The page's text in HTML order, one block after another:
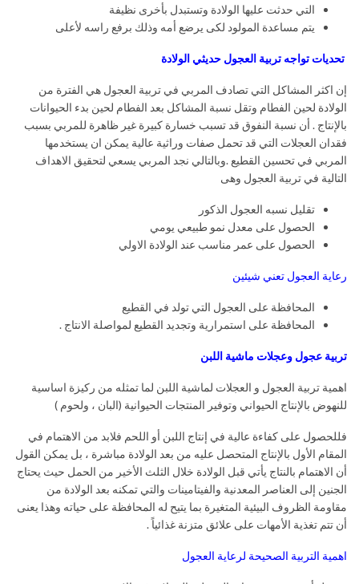
التي حدثت عليها الولادة وتستبدل بأخرى نظيفة
يتم مساعدة المولود لكى يرضع أمه وذلك برفع راسه لأعلى
تحديات تواجه تربية العجول حديثي الولادة
إن اكثر المشاكل التي تصادف المربي في تربية العجول هي الفترة من
الولادة لحين الفطام وتقل نسبة المشاكل بعد الفطام لحين بدء الحيوانات
بالإنتاج . أن نسبة النفوق قد تسبب خسارة كبيرة غير ظاهرة للمربي بسبب
فقدان العجلات التي قد تحمل صفات وراثية عالية يمكن ان يستخدمها
المربي في تحسين القطيع .وبالتالي نجد المربي يسعي لتحقيق الاهداف
التالية في تربية العجول وهى
تقليل نسبه العجول الذكور
الحصول على معدل نمو طبيعي يومي
الحصول على عمر مناسب عند الولادة الاولي
رعاية العجول تعني شيئين
المحافظة على العجول التي تولد في القطيع
المحافظة على استمرارية وتجديد القطيع لمواصلة الانتاج .
تربية عجول وعجلات ماشية اللبن
اهمية تربية العجول و العجلات لماشية اللبن لما تمثله من ركيزة اساسية
للنهوض بالإنتاج الحيواني وتوفير المنتجات الحيوانية (البان ، ولحوم )
فللحصول على كفاءة عالية في إنتاج اللبن أو اللحم فلابد من الاهتمام في
المقام الأول بالإنتاج المتحصل عليه من بعد الولادة مباشرة ، بل يمكن القول
أن الاهتمام بالنتاج يأتي قبل الولادة خلال الثلث الأخير من الحمل حيث يحتاج
الجنين إلى العناصر المعدنية والفيتامينات والتي تمكنه بعد الولادة من
مقاومة الظروف البيئية المتغيرة بما يتيح له المحافظة على حياته وهذا يعنى
أن تتم تغذية الأمهات على علائق متزنة غذائياً .
اهمية التربية الصحيحة لرعاية العجول